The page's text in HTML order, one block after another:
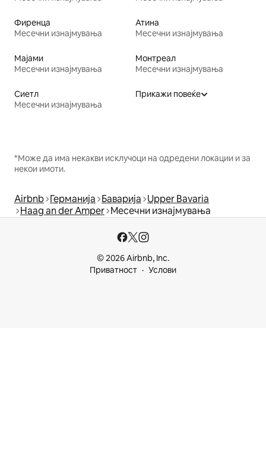
Фиренца
Месечни изнајмувања
Атина
Месечни изнајмувања
Мајами
Месечни изнајмувања
Монтреал
Месечни изнајмувања
Сиетл
Месечни изнајмувања
Прикажи повеќе
*Може да има некакви исклучоци на одредени локации и за
некои имоти.
Airbnb Германија Баварија Upper Bavaria
Haag an der Amper Месечни изнајмувања
© 2026 Airbnb, Inc.
Приватност
Услови